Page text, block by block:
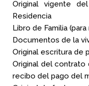
Original vigente
Residencia
Libro de Familia
Documentos de la
Original escritura de
Original del contrato
recibo del pago del